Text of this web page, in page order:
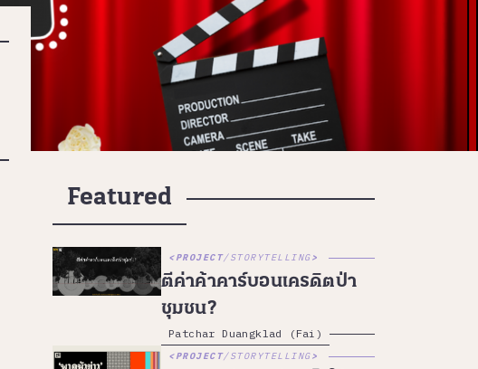
Featured
PROJECT/STORYTELLING
ตีค่าค้าคาร์บอนเครดิตป่า
ชุมชน?
Patchar Duangklad (Fai)
PROJECT/STORYTELLING